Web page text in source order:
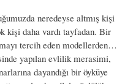
neredeyse altmış kişi
kişi daha vardı tayfadan. Bir
tercih eden modellerden…
yapılan evlilik merasimi,
dayandığı bir öyküye